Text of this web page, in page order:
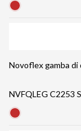
Novoflex gamba di
NVFQLEG C2253